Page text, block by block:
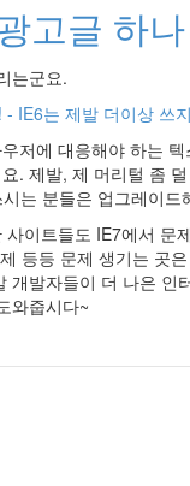
고글 하나
는군요.
IE6는 제발 더이상 쓰
저에 대응해야 하는
. 제발, 제 머리털 좀
는 분들은 업그레이드
이트들도 IE7에서 문
등등 문제 생기는 곳
개발자들이 더 나은 인
와줍시다~